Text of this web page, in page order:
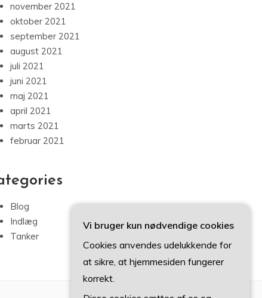
november 2021
oktober 2021
september 2021
august 2021
juli 2021
juni 2021
maj 2021
april 2021
marts 2021
februar 2021
Blog
Indlæg
Tanker
Vi bruger kun nødvendige cookies
Cookies anvendes udelukkende for
at sikre, at hjemmesiden fungerer
korrekt.